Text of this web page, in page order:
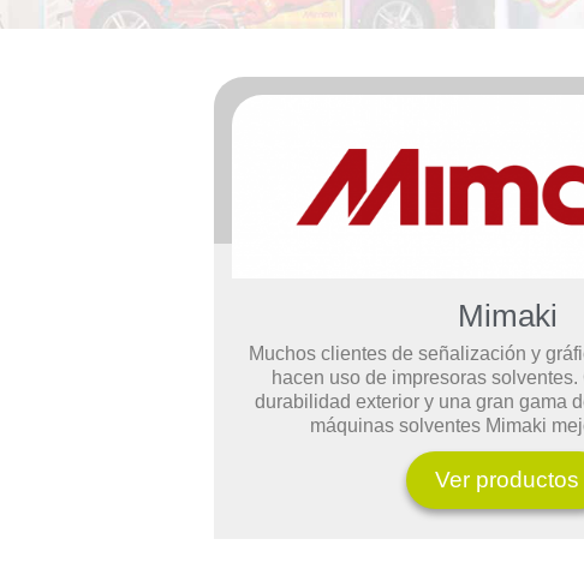
Mimaki
Muchos clientes de señalización y
hacen uso de impresoras
durabilidad exterior y una gran gama
máquinas solventes Mimaki
Ver productos